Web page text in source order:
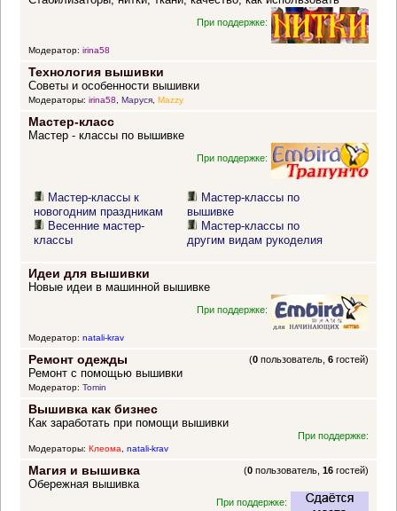
При поддержке:
Модератор: irina58
Технология вышивки
Советы и особенности вышивки
Модераторы: irina58, Маруся, Mazzy
Мастер-класс
Мастер - классы по вышивке
При поддержке:
Мастер-классы к
новогодним праздникам
Весенние мастер-
классы
Мастер-классы по
вышивке
Мастер-классы по
другим видам рукоделия
Идеи для вышивки
Новые идеи в машинной вышивке
При поддержке:
Модератор: natali-krav
Ремонт одежды (0 пользователь,6 гостей)
Ремонт с помощью вышивки
Модератор: Tomin
Вышивка как бизнес
Как заработать при помощи вышивки
При поддержке:
Модераторы: Клеома, natali-krav
Магия и вышивка (0 пользователь,16 гостей)
Обережная вышивка
При поддержке: